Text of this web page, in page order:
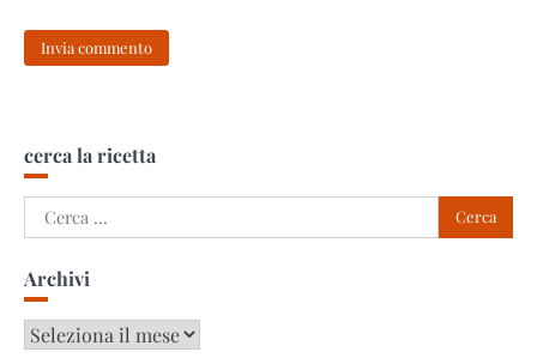
cerca la ricetta
Ricerca
per:
Archivi
Archivi